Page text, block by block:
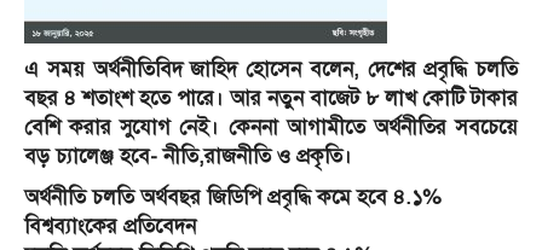
এ সময় অর্থনীতিবিদ জাহিদ হোসেন বলেন, দেশের প্রবৃদ্ধি চলতি
বছর ৪ শতাংশ হতে পারে। আর নতুন বাজেট ৮ লাখ কোটি টাকার
বেশি করার সুযোগ নেই। কেননা আগামীতে অর্থনীতির সবচেয়ে
বড় চ্যালেঞ্জ হবে- নীতি,রাজনীতি ও প্রকৃতি।
অর্থনীতি চলতি অর্থবছর জিডিপি প্রবৃদ্ধি কমে হবে ৪.১%
বিশ্বব্যাংকের প্রতিবেদন